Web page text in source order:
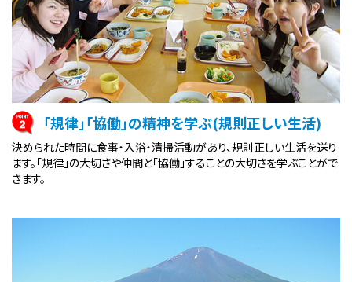
「規律」「協働」の精神を学ぶ(規則正しい生活)
決められた時間に食事・入浴・清掃活動があり、規則正しい生活を送り
ます。「規律」の大切さや仲間と「協働」することの大切さを学ぶことがで
きます。